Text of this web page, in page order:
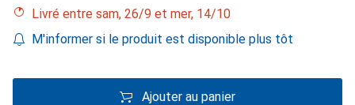
Livré entre sam, 26/9 et mer, 14/10
M'informer si le produit est disponible plus tôt
Ajouter au panier